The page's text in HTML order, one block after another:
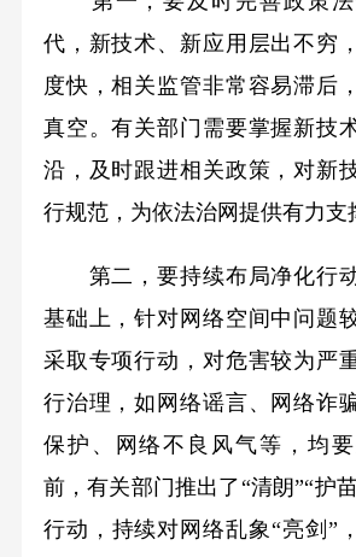
代，新技术、新应用层出不穷
度快，相关监管非常容易滞后
真空。有关部门需要掌握新技
沿，及时跟进相关政策，对新
行规范，为依法治网提供有力支
第二，要持续布局净化行
基础上，针对网络空间中问题
采取专项行动，对危害较为严
行治理，如网络谣言、网络诈
保护、网络不良风气等，均
前，有关部门推出了“清朗”“护
行动，持续对网络乱象“亮剑”